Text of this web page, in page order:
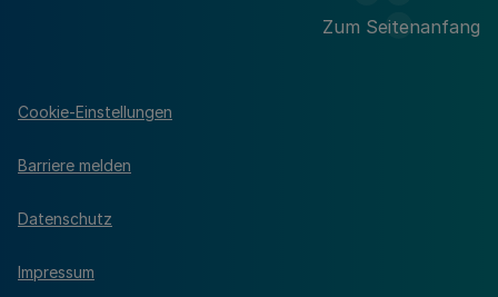
Zum Seitenanfang
Cookie-Einstellungen
Barriere melden
Datenschutz
Impressum